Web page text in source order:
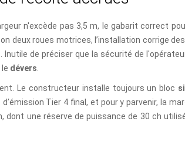
n'excède pas 3,5 m, le gabarit correct
deux roues motrices, l’installation corrige
de préciser que la sécurité de
dévers
Le constructeur installe toujours un bloc
Tier 4 final, et pour y parvenir, la
dont une réserve de puissance de 30 ch